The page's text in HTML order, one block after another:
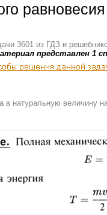
3601 из ГДЗ и
представлен 1
в натуральную величину